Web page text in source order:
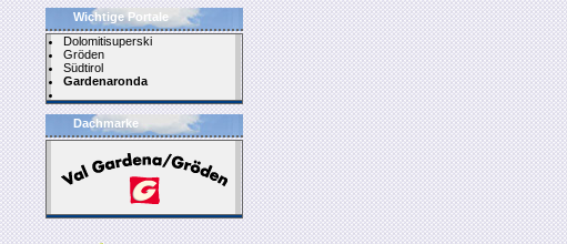
Wichtige Portale
Dolomitisuperski
Gröden
Südtirol
Gardenaronda
Dachmarke